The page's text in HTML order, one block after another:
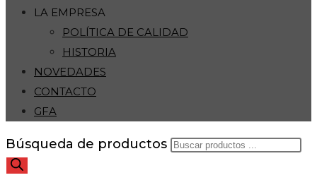
LA EMPRESA
POLÍTICA DE CALIDAD
HISTORIA
NOVEDADES
CONTACTO
GFA
Búsqueda de productos